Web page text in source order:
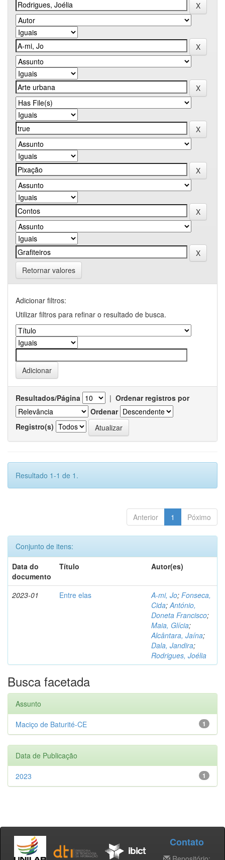
Retornar valores
Adicionar filtros:
Utilizar filtros para refinar o resultado de busca.
Resultados/Página | Ordenar registros por
Ordenar
Registro(s)
Resultado 1-1 de 1.
Anterior 1 Póximo
Conjunto de itens:
Data do
documento
Título Autor(es)
2023-01 Entre elas A-mi, Jo; Fonseca,
Cida;António,
Doneta Francisco;
Maia, Glícia;
Alcântara, Jaína;
Dala, Jandira;
Rodrigues, Joélia
Busca facetada
Assunto
1
Maciço de Baturité-CE
Data de Publicação
1
2023
Contato